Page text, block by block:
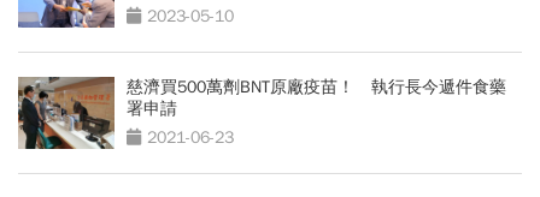
2023-05-10
慈濟買500萬劑BNT原廠疫苗！ 執行長今遞件食藥
署申請
2021-06-23